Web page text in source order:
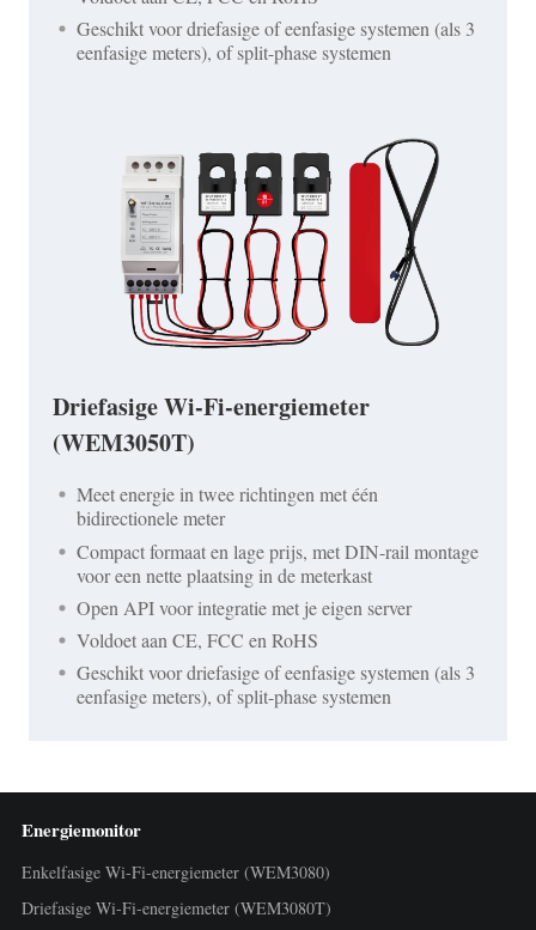
Geschikt voor driefasige of eenfasige systemen (als 3
eenfasige meters), of split-phase systemen
Driefasige Wi-Fi-energiemeter
(WEM3050T)
Meet energie in twee richtingen met één
bidirectionele meter
Compact formaat en lage prijs, met DIN-rail montage
voor een nette plaatsing in de meterkast
Open API voor integratie met je eigen server
Voldoet aan CE, FCC en RoHS
Geschikt voor driefasige of eenfasige systemen (als 3
eenfasige meters), of split-phase systemen
Energiemonitor
Enkelfasige Wi-Fi-energiemeter (WEM3080)
Driefasige Wi-Fi-energiemeter (WEM3080T)